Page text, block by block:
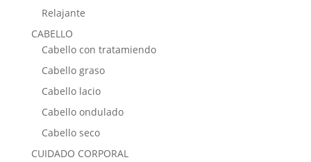
Relajante
CABELLO
Cabello con tratamiendo
Cabello graso
Cabello lacio
Cabello ondulado
Cabello seco
CUIDADO CORPORAL